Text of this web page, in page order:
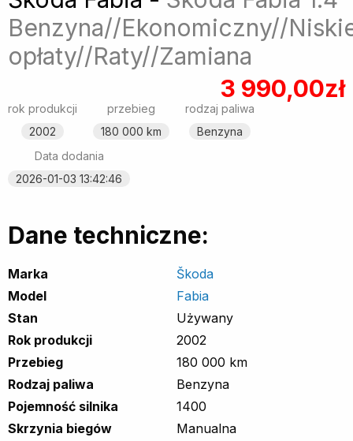
Benzyna//Ekonomiczny//
opłaty//Raty//Zamiana
3 990,00zł
rok produkcji
2002
przebieg
180 000 km
rodzaj paliwa
Benzyna
Data dodania
2026-01-03 13:42:46
Dane techniczne:
Marka
Škoda
Model
Fabia
Stan
Używany
Rok produkcji
2002
Przebieg
180 000 km
Rodzaj paliwa
Benzyna
Pojemność silnika
1400
Skrzynia biegów
Manualna